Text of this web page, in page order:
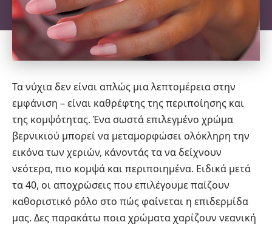
Τα νύχια δεν είναι απλώς μια λεπτομέρεια στην
εμφάνιση – είναι καθρέφτης της περιποίησης και
της κομψότητας. Ένα σωστά επιλεγμένο χρώμα
βερνικιού μπορεί να μεταμορφώσει ολόκληρη την
εικόνα των χεριών, κάνοντάς τα να δείχνουν
νεότερα, πιο κομψά και περιποιημένα. Ειδικά μετά
τα 40, οι αποχρώσεις που επιλέγουμε παίζουν
καθοριστικό ρόλο στο πώς φαίνεται η επιδερμίδα
μας. Δες παρακάτω ποια χρώματα χαρίζουν νεανική